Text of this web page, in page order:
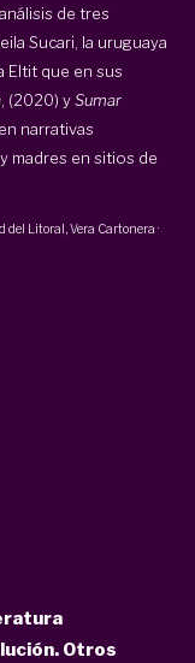
de tres
Sucari, la uruguaya
Eltit que en sus
, (2020) ySumar
narrativas
madres en sitios de
del Litoral, Vera Cartonera ·
Otros